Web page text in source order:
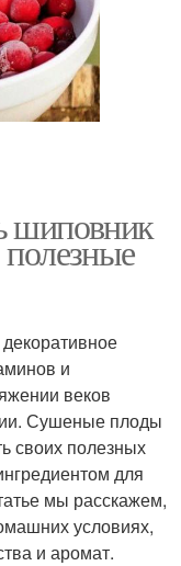
шиповник
и
веков
Сушеные плоды
своих полезных
для
мы расскажем,
условиях,
и аромат.